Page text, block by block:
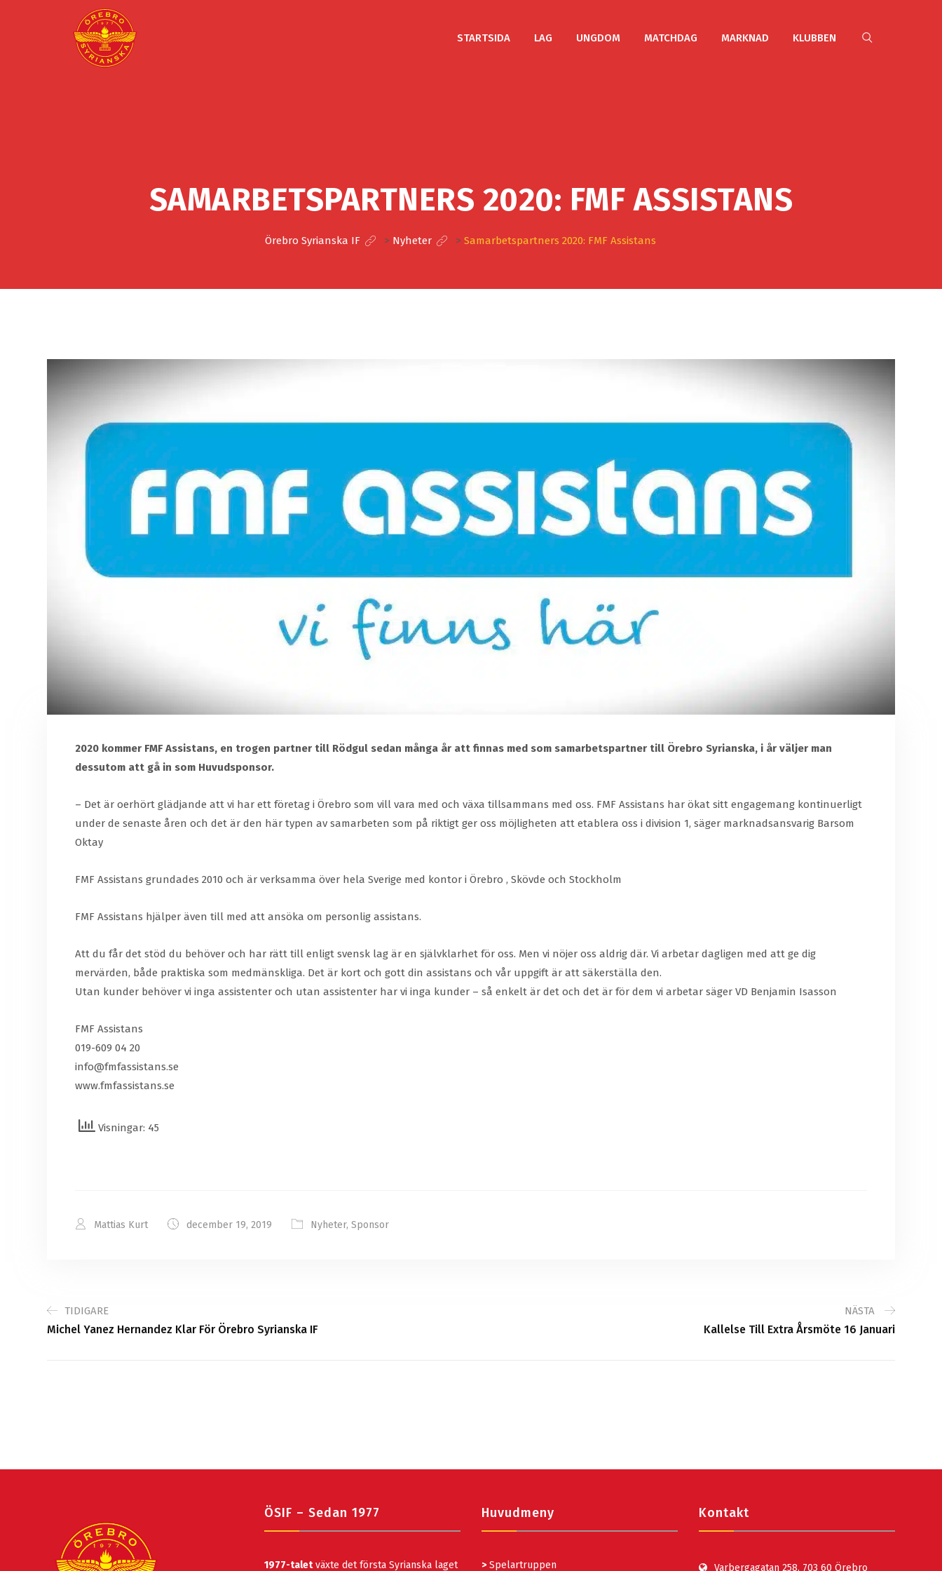
STARTSIDA LAG UNGDOM MATCHDAG MARKNAD KLUBBEN
SAMARBETSPARTNERS 2020: FMF ASSISTANS
Örebro Syrianska IF > Nyheter > Samarbetspartners 2020: FMF Assistans
2020 kommer FMF Assistans, en trogen partner till Rödgul sedan många år att finnas med som samarbetspartner till Örebro Syrianska, i år väljer man
dessutom att gå in som Huvudsponsor.
– Det är oerhört glädjande att vi har ett företag i Örebro som vill vara med och växa tillsammans med oss. FMF Assistans har ökat sitt engagemang kontinuerligt
under de senaste åren och det är den här typen av samarbeten som på riktigt ger oss möjligheten att etablera oss i division 1, säger marknadsansvarig Barsom
Oktay
FMF Assistans grundades 2010 och är verksamma över hela Sverige med kontor i Örebro , Skövde och Stockholm
FMF Assistans hjälper även till med att ansöka om personlig assistans.
Att du får det stöd du behöver och har rätt till enligt svensk lag är en självklarhet för oss. Men vi nöjer oss aldrig där. Vi arbetar dagligen med att ge dig
mervärden, både praktiska som medmänskliga. Det är kort och gott din assistans och vår uppgift är att säkerställa den.
Utan kunder behöver vi inga assistenter och utan assistenter har vi inga kunder – så enkelt är det och det är för dem vi arbetar säger VD Benjamin Isasson
FMF Assistans
019-609 04 20
info@fmfassistans.se
www.fmfassistans.se
Visningar: 45
Mattias Kurt december 19, 2019 Nyheter, Sponsor
TIDIGARE
Michel Yanez Hernandez Klar För Örebro Syrianska IF
NÄSTA
Kallelse Till Extra Årsmöte 16 Januari
ÖSIF – Sedan 1977
1977-taletväxte det första Syrianska laget
Huvudmeny
> Spelartruppen
Kontakt
Varbergagatan 258, 703 60 Örebro